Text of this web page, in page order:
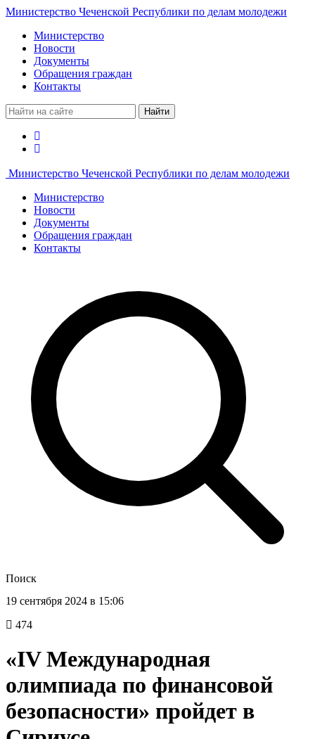
Министерство Чеченской Республики по делам молодежи
Министерство
Новости
Документы
Обращения граждан
Контакты
Найти
Министерство Чеченской Республики по делам молодежи
Министерство
Новости
Документы
Обращения граждан
Контакты
Поиск
19 сентября 2024 в 15:06
474
«IV Международная
олимпиада по финансовой
безопасности» пройдет в